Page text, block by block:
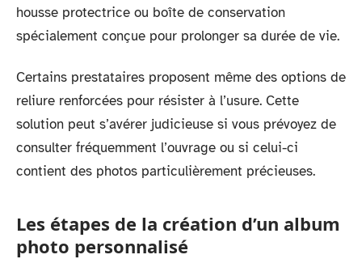
housse protectrice ou boîte de conservation
spécialement conçue pour prolonger sa durée de vie.
Certains prestataires proposent même des options de
reliure renforcées pour résister à l’usure. Cette
solution peut s’avérer judicieuse si vous prévoyez de
consulter fréquemment l’ouvrage ou si celui-ci
contient des photos particulièrement précieuses.
Les étapes de la création d’un album
photo personnalisé